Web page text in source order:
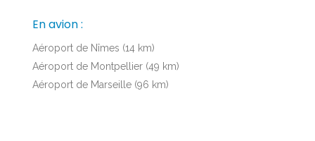
En avion :
Aéroport de Nîmes (14 km)
Aéroport de Montpellier (49 km)
Aéroport de Marseille (96 km)